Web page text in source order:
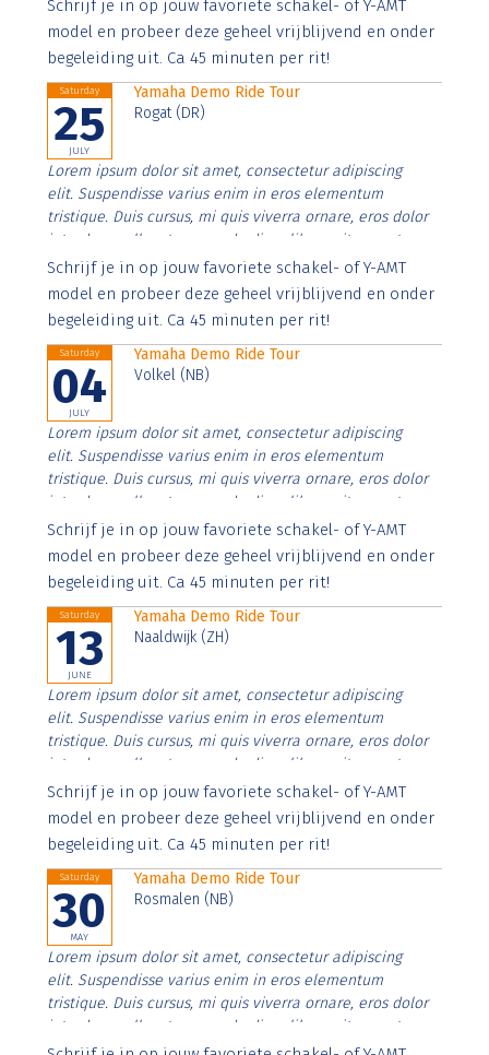
imperdiet. Nunc ut sem vitae risus tristique posuere.
Schrijf je in op jouw favoriete schakel- of Y-AMT
model en probeer deze geheel vrijblijvend en onder
begeleiding uit. Ca 45 minuten per rit!
Saturday
25
JULY
Yamaha Demo Ride Tour
Rogat (DR)
Lorem ipsum dolor sit amet, consectetur adipiscing
elit. Suspendisse varius enim in eros elementum
tristique. Duis cursus, mi quis viverra ornare, eros dolor
interdum nulla, ut commodo diam libero vitae erat.
Aenean faucibus nibh et justo cursus id rutrum lorem
imperdiet. Nunc ut sem vitae risus tristique posuere.
Schrijf je in op jouw favoriete schakel- of Y-AMT
model en probeer deze geheel vrijblijvend en onder
begeleiding uit. Ca 45 minuten per rit!
Saturday
04
JULY
Yamaha Demo Ride Tour
Volkel (NB)
Lorem ipsum dolor sit amet, consectetur adipiscing
elit. Suspendisse varius enim in eros elementum
tristique. Duis cursus, mi quis viverra ornare, eros dolor
interdum nulla, ut commodo diam libero vitae erat.
Aenean faucibus nibh et justo cursus id rutrum lorem
imperdiet. Nunc ut sem vitae risus tristique posuere.
Schrijf je in op jouw favoriete schakel- of Y-AMT
model en probeer deze geheel vrijblijvend en onder
begeleiding uit. Ca 45 minuten per rit!
Saturday
13
JUNE
Yamaha Demo Ride Tour
Naaldwijk (ZH)
Lorem ipsum dolor sit amet, consectetur adipiscing
elit. Suspendisse varius enim in eros elementum
tristique. Duis cursus, mi quis viverra ornare, eros dolor
interdum nulla, ut commodo diam libero vitae erat.
Aenean faucibus nibh et justo cursus id rutrum lorem
imperdiet. Nunc ut sem vitae risus tristique posuere.
Schrijf je in op jouw favoriete schakel- of Y-AMT
model en probeer deze geheel vrijblijvend en onder
begeleiding uit. Ca 45 minuten per rit!
Saturday
30
MAY
Yamaha Demo Ride Tour
Rosmalen (NB)
Lorem ipsum dolor sit amet, consectetur adipiscing
elit. Suspendisse varius enim in eros elementum
tristique. Duis cursus, mi quis viverra ornare, eros dolor
interdum nulla, ut commodo diam libero vitae erat.
Aenean faucibus nibh et justo cursus id rutrum lorem